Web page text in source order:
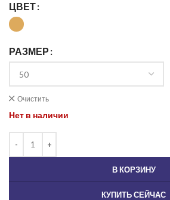
ЦВЕТ
РАЗМЕР
Очистить
Нет в наличии
В КОРЗИНУ
КУПИТЬ СЕЙЧАС